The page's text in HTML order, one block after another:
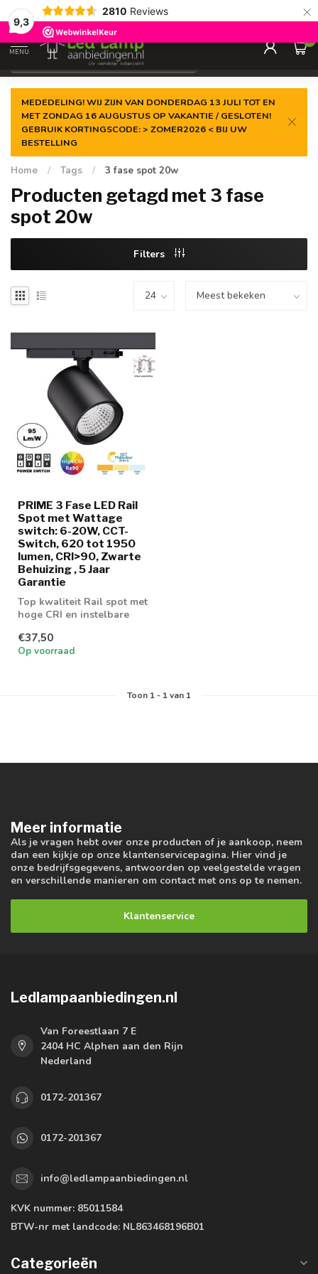
9,3
2810 Reviews ×
Gegarandeerde delaagste prijs
MENU
0
MEDEDELING! WIJ ZIJN VAN DONDERDAG 13 JULI TOT EN
MET ZONDAG 16 AUGUSTUS OP VAKANTIE / GESLOTEN!
GEBRUIK KORTINGSCODE: > ZOMER2026 < BIJ UW
BESTELLING
Home / Tags / 3 fase spot 20w
Producten getagd met 3 fase
spot 20w
Filters
PRIME 3 Fase LED Rail
Spot met Wattage
switch: 6-20W, CCT-
Switch, 620 tot 1950
lumen, CRI>90, Zwarte
Behuizing , 5 Jaar
Garantie
Top kwaliteit Rail spot met
hoge CRI en instelbare
€37,50
Op voorraad
Toon 1- 1van 1
Meer informatie
Als je vragen hebt over onze producten of je aankoop, neem
dan een kijkje op onze klantenservicepagina. Hier vind je
onze bedrijfsgegevens, antwoorden op veelgestelde vragen
en verschillende manieren om contact met ons op te nemen.
Klantenservice
Ledlampaanbiedingen.nl
Van Foreestlaan 7 E
2404 HC Alphen aan den Rijn
Nederland
0172-201367
0172-201367
info@ledlampaanbiedingen.nl
KVK nummer: 85011584
BTW-nr met landcode: NL863468196B01
Categorieën